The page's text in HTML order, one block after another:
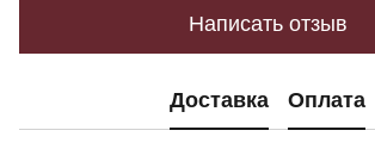
Написать отзыв
Доставка Оплата